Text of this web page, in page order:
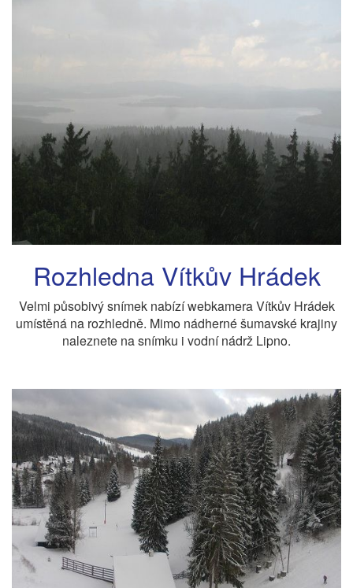
Rozhledna Vítkův Hrádek
Velmi působivý snímek nabízí webkamera Vítkův Hrádek
umístěná na rozhledně. Mimo nádherné šumavské krajiny
naleznete na snímku i vodní nádrž Lipno.